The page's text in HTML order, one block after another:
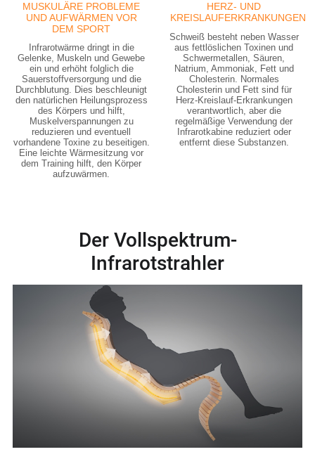
MUSKULÄRE PROBLEME
UND AUFWÄRMEN VOR
DEM SPORT
Infrarotwärme dringt in die
Gelenke, Muskeln und Gewebe
ein und erhöht folglich die
Sauerstoffversorgung und die
Durchblutung. Dies beschleunigt
den natürlichen Heilungsprozess
des Körpers und hilft,
Muskelverspannungen zu
reduzieren und eventuell
vorhandene Toxine zu beseitigen.
Eine leichte Wärmesitzung vor
dem Training hilft, den Körper
aufzuwärmen.
HERZ- UND
KREISLAUFERKRANKUNGEN
Schweiß besteht neben Wasser
aus fettlöslichen Toxinen und
Schwermetallen, Säuren,
Natrium, Ammoniak, Fett und
Cholesterin. Normales
Cholesterin und Fett sind für
Herz-Kreislauf-Erkrankungen
verantwortlich, aber die
regelmäßige Verwendung der
Infrarotkabine reduziert oder
entfernt diese Substanzen.
Der Vollspektrum-
Infrarotstrahler